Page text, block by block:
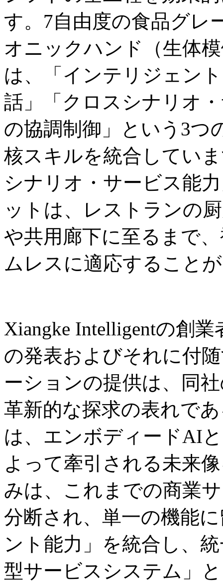
す。7自由度の食品グレ
オニックハンド（生体
は、「インテリジェン
話」「クロスシナリオ
の協調制御」という3つ
核スキルを統合してい
シナリオ・サービス能
ットは、レストランの
や共用廊下に至るまで
ムレスに適応すること
Xiangke Intelligentの創
の発表およびそれに付
ーションの提供は、同
革新的な探求の表れで
は、エンボディードAI
よって牽引される未来
みは、これまでの商業
分断され、単一の機能
ント能力」を統合し、
型サービスシステム」